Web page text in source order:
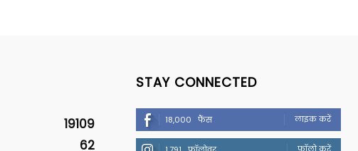
19109
62
STAY CONNECTED
18,000 फैंस लाइक करें
फॉलो करें